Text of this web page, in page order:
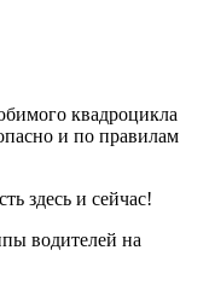
квадроцикла
и по правилам
здесь и сейчас!
водителей на